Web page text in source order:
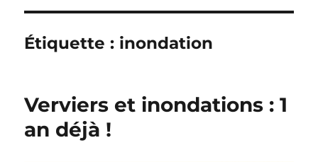
Étiquette : inondation
Verviers et inondations : 1
an déjà !